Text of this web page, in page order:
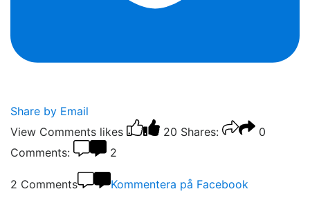
Share by Email
View Comments likes 20 Shares:
0
Comments:
2
2 Comments Kommentera på Facebook